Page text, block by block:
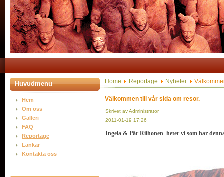
Huvudmenu
Hem
Om oss
Galleri
FAQ
Reportage
Länkar
Kontakta oss
Home Reportage Nyheter
Välkommen till vår sida om resor.
Skrivet av Administrator
2011-01-19 17:26
Ingela & Pär Riihonen heter vi som har